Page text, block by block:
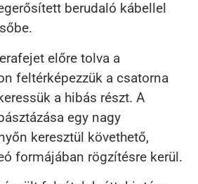
berudaló kábellel
előre tolva a
feltérképezzük a csatorna
a hibás részt. A
egy nagy
keresztül követhető,
formájában rögzítésre kerül.